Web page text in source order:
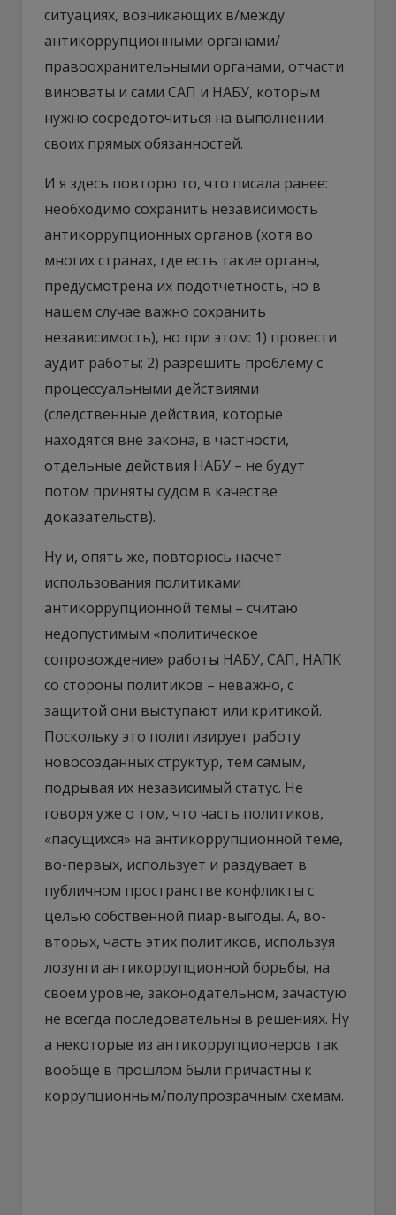
ситуациях, возникающих в/между
антикоррупционными органами/
правоохранительными органами, отчасти
виноваты и сами САП и НАБУ, которым
нужно сосредоточиться на выполнении
своих прямых обязанностей.
И я здесь повторю то, что писала ранее:
необходимо сохранить независимость
антикоррупционных органов (хотя во
многих странах, где есть такие органы,
предусмотрена их подотчетность, но в
нашем случае важно сохранить
независимость), но при этом: 1) провести
аудит работы; 2) разрешить проблему с
процессуальными действиями
(следственные действия, которые
находятся вне закона, в частности,
отдельные действия НАБУ – не будут
потом приняты судом в качестве
доказательств).
Ну и, опять же, повторюсь насчет
использования политиками
антикоррупционной темы – считаю
недопустимым «политическое
сопровождение» работы НАБУ, САП, НАПК
со стороны политиков – неважно, с
защитой они выступают или критикой.
Поскольку это политизирует работу
новосозданных структур, тем самым,
подрывая их независимый статус. Не
говоря уже о том, что часть политиков,
«пасущихся» на антикоррупционной теме,
во-первых, использует и раздувает в
публичном пространстве конфликты с
целью собственной пиар-выгоды. А, во-
вторых, часть этих политиков, используя
лозунги антикоррупционной борьбы, на
своем уровне, законодательном, зачастую
не всегда последовательны в решениях. Ну
а некоторые из антикоррупционеров так
вообще в прошлом были причастны к
коррупционным/полупрозрачным схемам.